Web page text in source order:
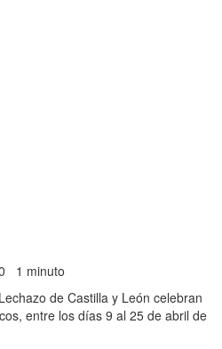
1 minuto
de Castilla y León celebran
entre los días 9 al 25 de abril de